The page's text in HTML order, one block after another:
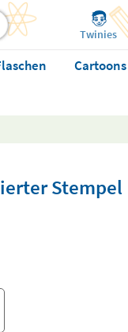
Twinies
Cartoons
Stempel